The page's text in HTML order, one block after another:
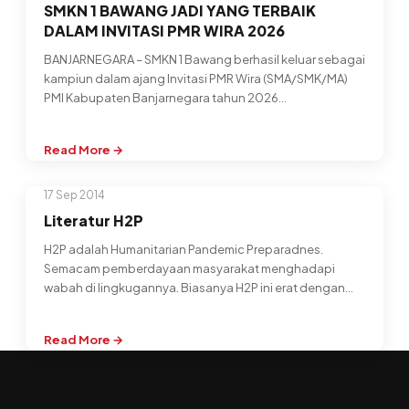
SMKN 1 BAWANG JADI YANG TERBAIK
DALAM INVITASI PMR WIRA 2026
BANJARNEGARA – SMKN 1 Bawang berhasil keluar sebagai
kampiun dalam ajang Invitasi PMR Wira (SMA/SMK/MA)
PMI Kabupaten Banjarnegara tahun 2026…
Read More →
:
1
BAWANG
YANG
TERBAIK
DALAM
WIRA
17 Sep 2014
Literatur H2P
H2P adalah Humanitarian Pandemic Preparadnes.
Semacam pemberdayaan masyarakat menghadapi
wabah di lingkugannya. Biasanya H2P ini erat dengan
Read More →
: